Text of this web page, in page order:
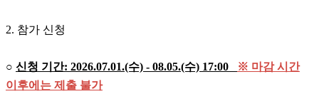
2. 참가 신청
○ 신청 기간: 2026.07.01.(수) - 08.05.(수) 17:00
※ 마감 시간
이후에는 제출 불가